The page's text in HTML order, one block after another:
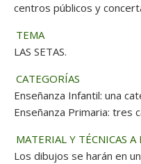
centros públicos y
TEMA
LAS SETAS.
CATEGORÍAS
Enseñanza Infantil: una
Enseñanza Primaria: tres
MATERIAL Y TÉCNICAS A
Los dibujos se harán en